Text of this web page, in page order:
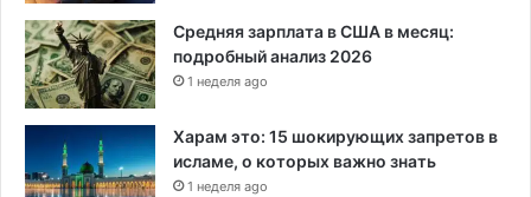
Средняя зарплата в США в месяц:
подробный анализ 2026
1 неделя ago
Харам это: 15 шокирующих запретов в
исламе, о которых важно знать
1 неделя ago